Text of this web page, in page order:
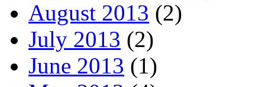
August 2013 (2)
July 2013 (2)
June 2013 (1)